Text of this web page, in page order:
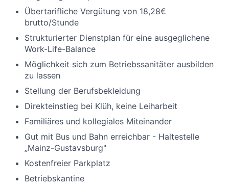
Übertarifliche Vergütung von 18,28€
brutto/Stunde
Strukturierter Dienstplan für eine ausgeglichene
Work-Life-Balance
Möglichkeit sich zum Betriebssanitäter ausbilden
zu lassen
Stellung der Berufsbekleidung
Direkteinstieg bei Klüh, keine Leiharbeit
Familiäres und kollegiales Miteinander
Gut mit Bus und Bahn erreichbar - Haltestelle
„Mainz-Gustavsburg"
Kostenfreier Parkplatz
Betriebskantine